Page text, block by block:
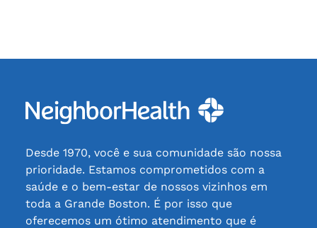
Desde 1970, você e sua comunidade são nossa
prioridade. Estamos comprometidos com a
saúde e o bem-estar de nossos vizinhos em
toda a Grande Boston. É por isso que
oferecemos um ótimo atendimento que é